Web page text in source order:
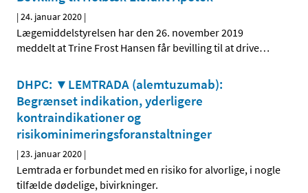
|24. januar 2020 |
Lægemiddelstyrelsen har den 26. november 2019
meddelt at Trine Frost Hansen får bevilling til at drive…
DHPC: ▼LEMTRADA (alemtuzumab):
Begrænset indikation, yderligere
kontraindikationer og
risikominimeringsforanstaltninger
|23. januar 2020 |
Lemtrada er forbundet med en risiko for alvorlige, i nogle
tilfælde dødelige, bivirkninger.